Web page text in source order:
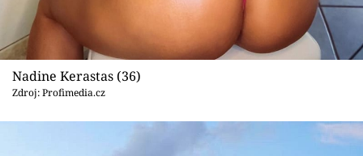
Nadine Kerastas (36)
Zdroj: Profimedia.cz